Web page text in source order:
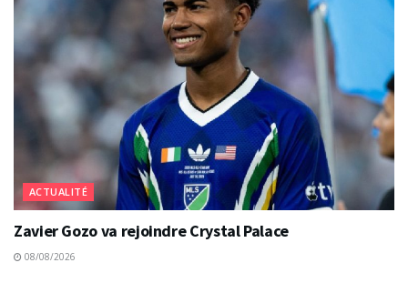
ACTUALITÉ
Zavier Gozo va rejoindre Crystal Palace
08/08/2026